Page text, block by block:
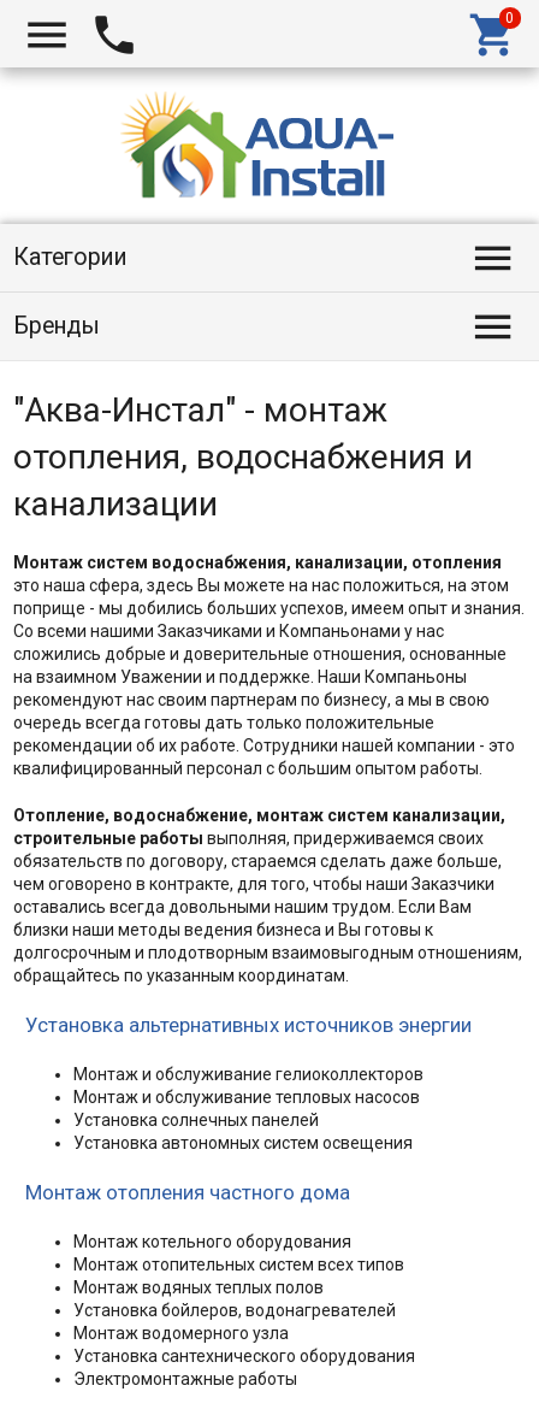
  
Категории 
Бренды 
"Аква-Инстал" - монтаж
отопления, водоснабжения и
канализации
Монтаж систем водоснабжения, канализации, отопления
это наша сфера, здесь Вы можете на нас положиться, на этом
поприще - мы добились больших успехов, имеем опыт и знания.
Со всеми нашими Заказчиками и Компаньонами у нас
сложились добрые и доверительные отношения, основанные
на взаимном Уважении и поддержке. Наши Компаньоны
рекомендуют нас своим партнерам по бизнесу, а мы в свою
очередь всегда готовы дать только положительные
рекомендации об их работе. Сотрудники нашей компании - это
квалифицированный персонал с большим опытом работы.
Отопление, водоснабжение, монтаж систем канализации,
строительные работы выполняя, придерживаемся своих
обязательств по договору, стараемся сделать даже больше,
чем оговорено в контракте, для того, чтобы наши Заказчики
оставались всегда довольными нашим трудом. Если Вам
близки наши методы ведения бизнеса и Вы готовы к
долгосрочным и плодотворным взаимовыгодным отношениям,
обращайтесь по указанным координатам.
Установка альтернативных источников энергии
Монтаж и обслуживание гелиоколлекторов
Монтаж и обслуживание тепловых насосов
Установка солнечных панелей
Установка автономных систем освещения
Монтаж отопления частного дома
Монтаж котельного оборудования
Монтаж отопительных систем всех типов
Монтаж водяных теплых полов
Установка бойлеров, водонагревателей
Монтаж водомерного узла
Установка сантехнического оборудования
Электромонтажные работы